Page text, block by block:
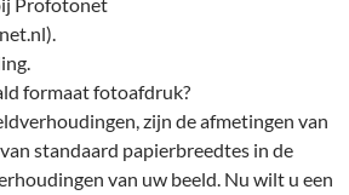
formaat fotoafdruk?
zijn de afmetingen van
standaard papierbreedtes in de
van uw beeld. Nu wilt u een